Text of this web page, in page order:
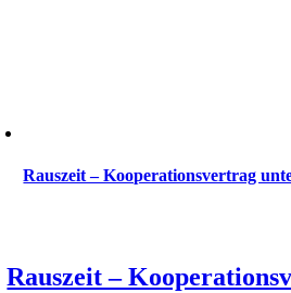
Rauszeit – Kooperationsvertrag
Rauszeit –